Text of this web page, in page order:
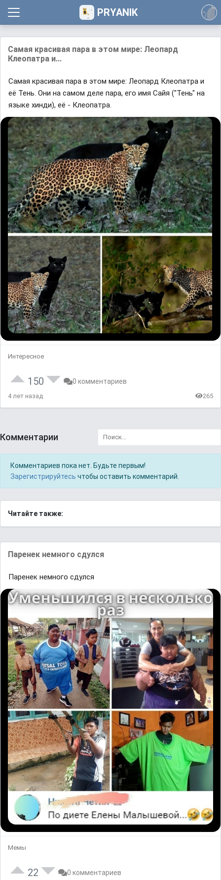
PRYANIK
Самая красивая пара в этом мире: Леопард
Клеопатра и...
Самая красивая пара в этом мире: Леопард Клеопатра и
её Тень. Они на самом деле пара, его имя Сайя ("Тень" на
языке хинди), её - Клеопатра.
Интересное
150 0 комментариев
4 лет назад 265
Комментарии
Комментариев пока нет. Будьте первым!
Зарегистрируйтесь чтобы оставить комментарий.
Читайте также:
Паренек немного сдулся
Паренек немного сдулся
Мемы
22 0 комментариев